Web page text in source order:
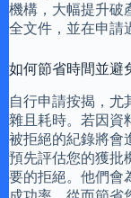
機構，大幅提升破
全文件，並在申請
如何節省時間並避
自行申請按揭，尤
雜且耗時。若因資
被拒絕的紀錄將會
預先評估您的獲批
要的拒絕。他們會